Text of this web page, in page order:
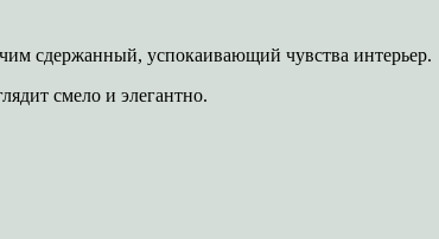
сдержанный, успокаивающий чувства интерьер.
смело и элегантно.